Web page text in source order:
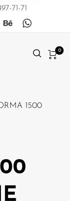
71-71
0
1500